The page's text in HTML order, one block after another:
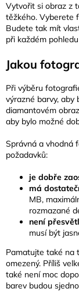
Vytvořit si obraz z
těžkého. Vyberete
Budete tak mít
při každém
Jakou
Při výběru
výrazné barvy, aby
diamantovém
aby bylo možné
Správná a vhodná
požadavků:
je dobře
má
MB,
rozmazané
není
musí být
Pamatujte také na
omezený. Příliš
také není moc
barev budou